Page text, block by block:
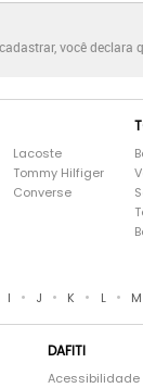
você declara
Lacoste
Tommy Hilfiger
Converse
I • J • K • L • M
DAFITI
Acessibilidade